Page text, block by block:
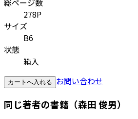
総ページ数
278P
サイズ
B6
状態
箱入
カートへ入れる お問い合わせ
同じ著者の書籍（森田 俊男）